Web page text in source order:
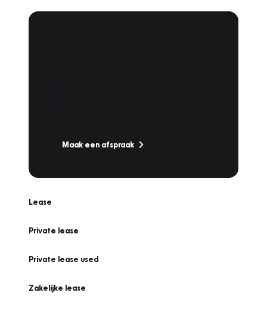
Maak een afspraak
Lease
Private lease
Private lease used
Zakelijke lease